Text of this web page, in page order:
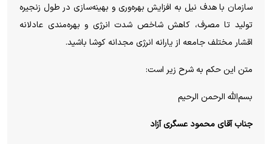
سازمان با هدف نیل به افزایش بهره‌وری و بهینه‌سازی در طول زنجیره
تولید تا مصرف، کاهش شاخص شدت انرژی و بهره‌مندی عادلانه
اقشار مختلف جامعه از یارانه انرژی مجدانه کوشا باشید.
متن این حکم به شرح زیر است:
بسم‌الله الرحمن الرحیم
جناب آقای محمود عسگری آزاد